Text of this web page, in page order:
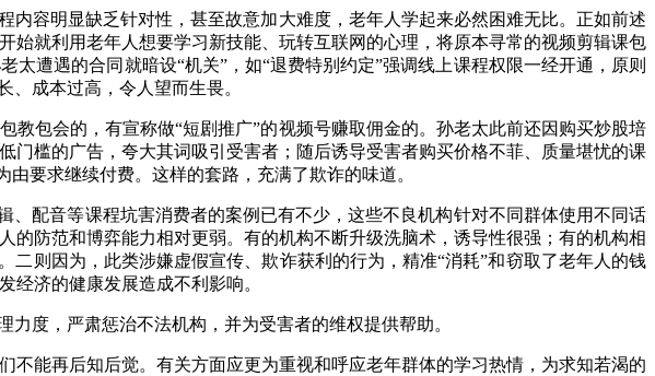
容明显缺乏针对性，甚至故意加大难度，老年人学起来必然困难无比。正如前述
就利用老年人想要学习新技能、玩转互联网的心理，将原本寻常的视频剪辑课包
遭遇的合同就暗设“机关”，如“退费特别约定”强调线上课程权限一经开通，原则
、成本过高，令人望而生畏。
包会的，有宣称做“短剧推广”的视频号赚取佣金的。孙老太此前还因购买炒股培
槛的广告，夸大其词吸引受害者；随后诱导受害者购买价格不菲、质量堪忧的课
要求继续付费。这样的套路，充满了欺诈的味道。
配音等课程坑害消费者的案例已有不少，这些不良机构针对不同群体使用不同话
防范和博弈能力相对更弱。有的机构不断升级洗脑术，诱导性很强；有的机构相
则因为，此类涉嫌虚假宣传、欺诈获利的行为，精准“消耗”和窃取了老年人的钱
经济的健康发展造成不利影响。
度，严肃惩治不法机构，并为受害者的维权提供帮助。
能再后知后觉。有关方面应更为重视和呼应老年群体的学习热情，为求知若渴的